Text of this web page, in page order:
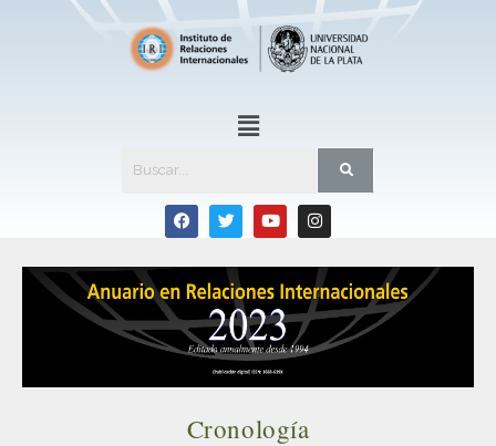
Cronología